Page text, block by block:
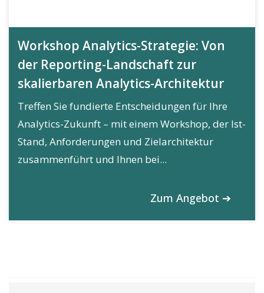
Workshop Analytics-Strategie: Von
der Reporting-Landschaft zur
skalierbaren Analytics-Architektur
Treffen Sie fundierte Entscheidungen für Ihre
Analytics-Zukunft – mit einem Workshop, der Ist-
Stand, Anforderungen und Zielarchitektur
zusammenführt und Ihnen bei...
Zum Angebot ➔